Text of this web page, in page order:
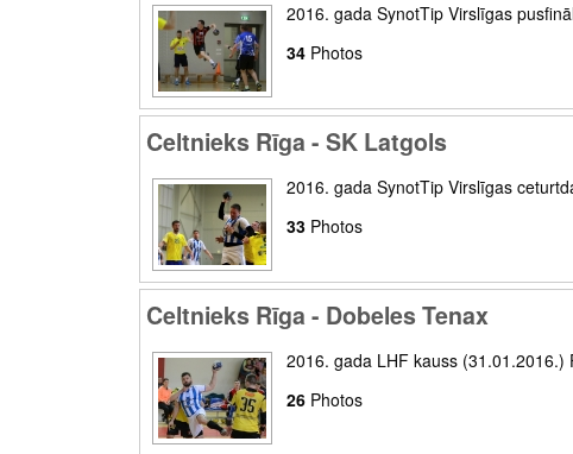
2016. gada SynotTip Virslīgas
34 Photos
Celtnieks Rīga - SK Latgols
2016. gada SynotTip Virslīgas
33 Photos
Celtnieks Rīga - Dobeles Tenax
2016. gada LHF kauss (31.01.2016.)
26 Photos